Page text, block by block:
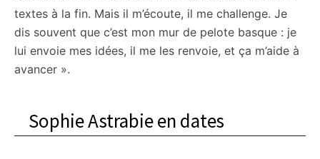
textes à la fin. Mais il m’écoute, il me challenge. Je
dis souvent que c’est mon mur de pelote basque : je
lui envoie mes idées, il me les renvoie, et ça m’aide à
avancer ».
Sophie Astrabie en dates